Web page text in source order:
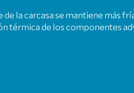
de la carcasa se mantiene más
térmica de los componentes